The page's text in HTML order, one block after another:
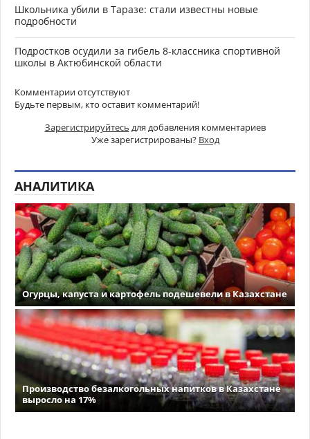
Школьника убили в Таразе: стали известны новые
подробности
Подростков осудили за гибель 8-классника спортивной
школы в Актюбинской области
Комментарии отсутствуют
Будьте первым, кто оставит комментарий!
Зарегистрируйтесь для добавления комментариев
Уже зарегистрированы? Вход
АНАЛИТИКА
Огурцы, капуста и картофель подешевели в Казахстане
Производство безалкогольных напитков в Казахстане
выросло на 17%